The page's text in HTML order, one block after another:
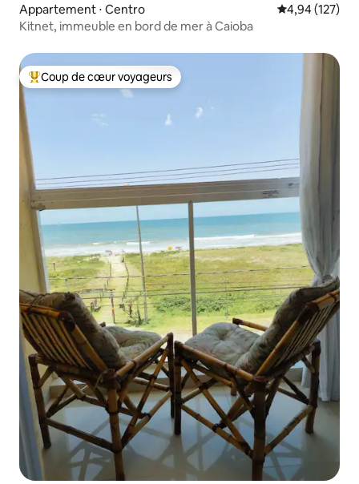
Appartement ⋅ Centro Évaluation
4,94 (127)
Kitnet, immeuble en bord de mer à Caioba
Coups de cœur voyageurs les plus appréciés
Coup de cœur voyageurs